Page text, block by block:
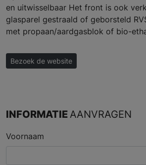
en uitwisselbaar Het front is ook
glasparel gestraald of geborsteld
met propaan/aardgasblok of bio-
Bezoek de website
INFORMATIE AANVRAGEN
Voornaam